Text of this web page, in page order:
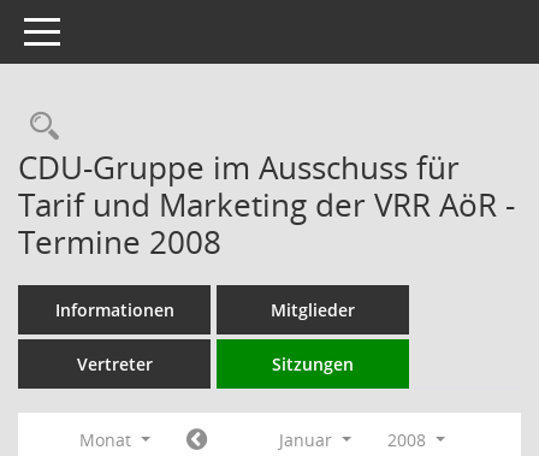
Toggle navigation
Rechercheauswahl
CDU-Gruppe im Ausschuss für
Tarif und Marketing der VRR AöR -
Termine 2008
Informationen Mitglieder
Vertreter Sitzungen
Monat Januar
2008